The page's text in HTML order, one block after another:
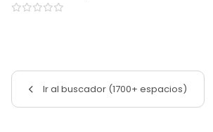
Ir al buscador (1700+ espacios)